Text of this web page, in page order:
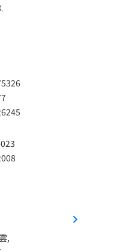
,
navigate_next